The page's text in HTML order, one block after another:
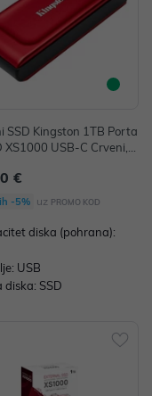
SSD Kingston 1TB Porta
XS1000 USB-C Crveni, S
€
-5% uz PROMO KOD
diska (pohrana):
USB
diska: SSD